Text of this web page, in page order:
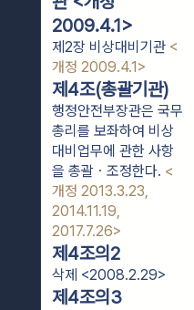
2009.4.1>
제2장 비상대비기관 <
개정 2009.4.1>
제4조(총괄기관)
행정안전부장관은 국무
총리를 보좌하여 비상
대비업무에 관한 사항
을 총괄ㆍ조정한다. <
개정 2013.3.23,
2014.11.19,
2017.7.26>
제4조의2
삭제 <2008.2.29>
제4조의3